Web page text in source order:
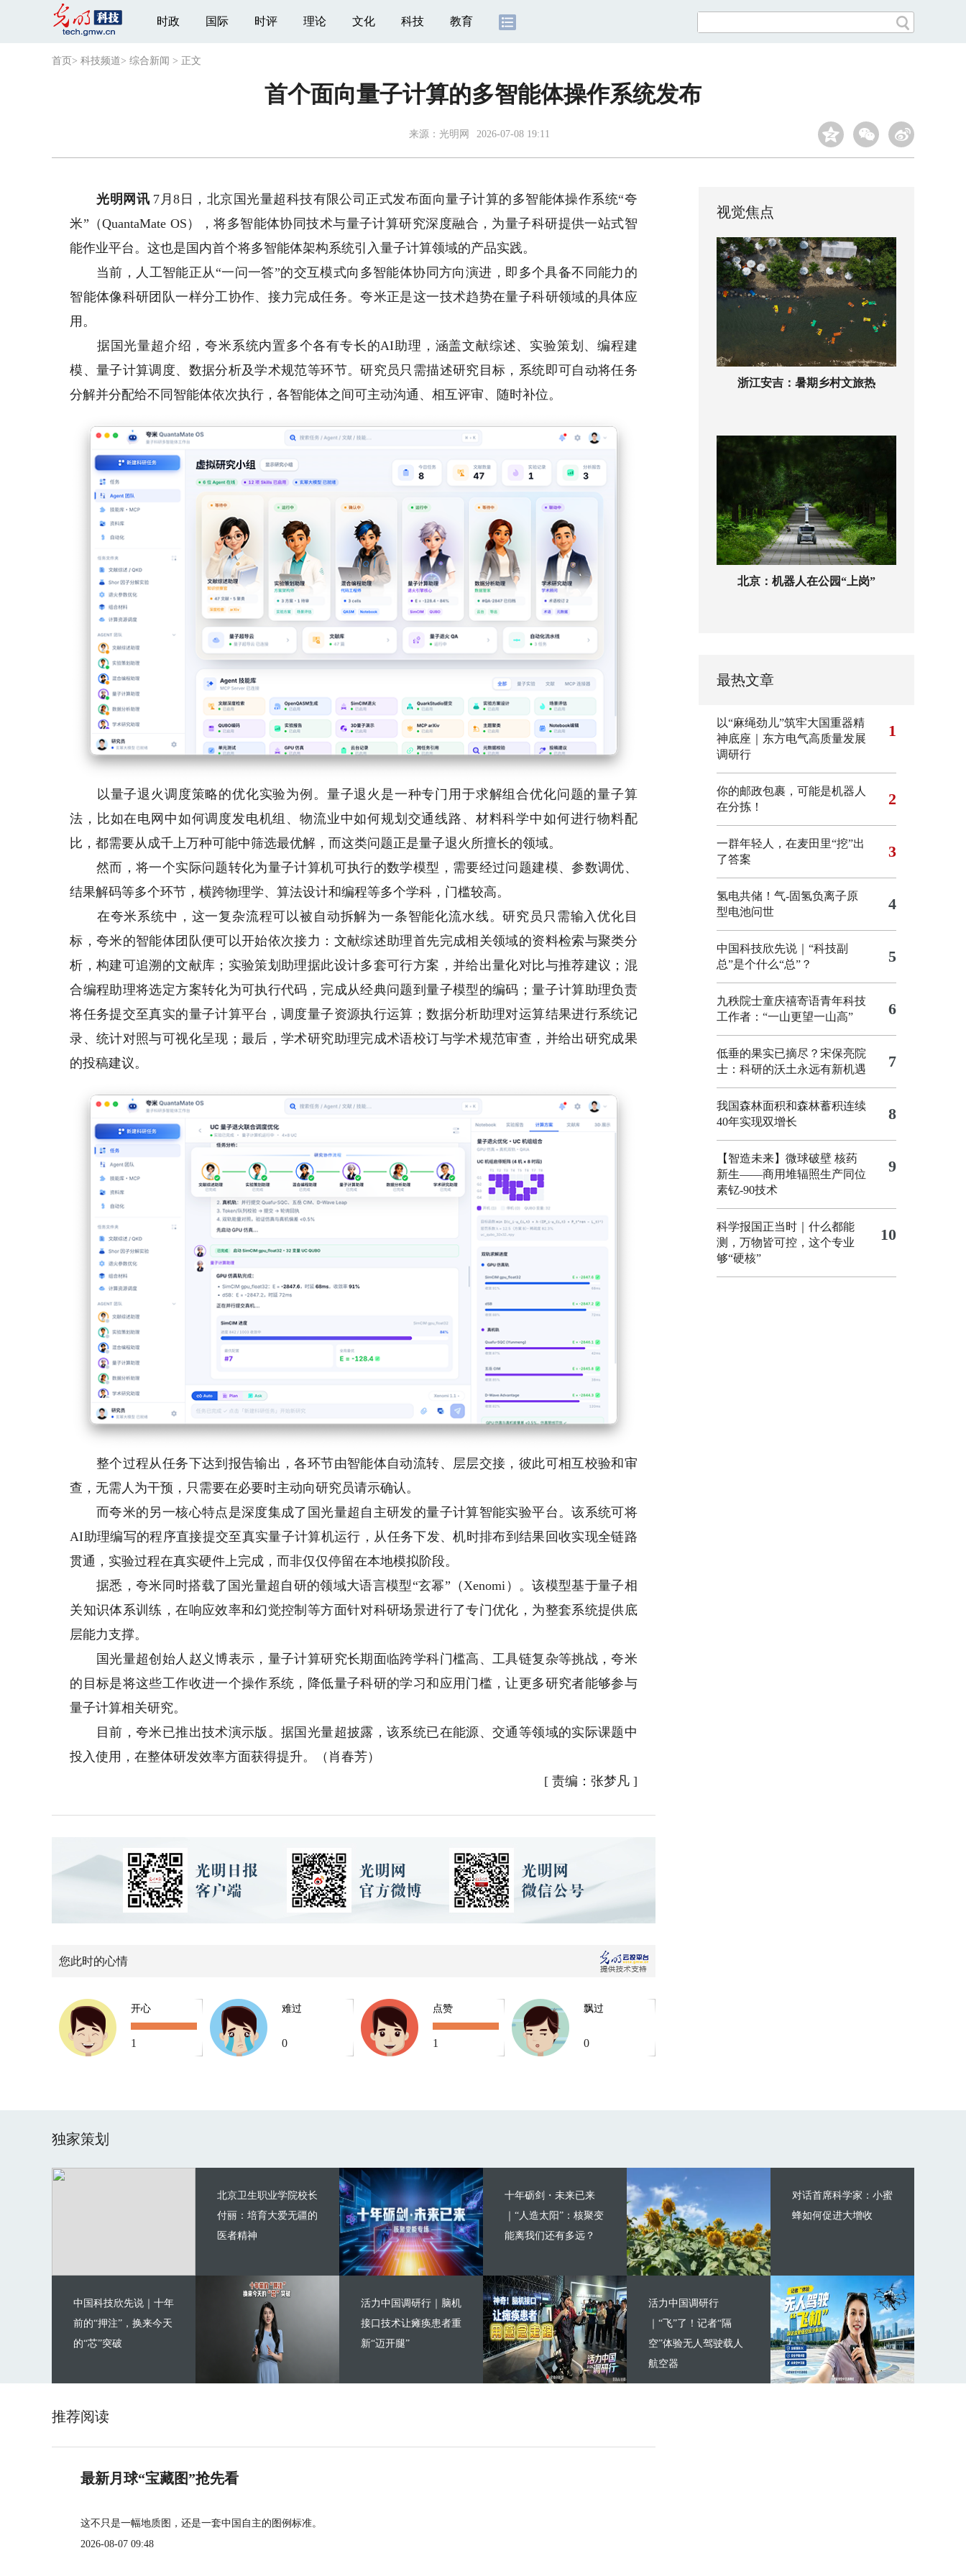
时政 国际 时评 理论 文化 科技 教育
首页 > 科技频道> 综合新闻 > 正文
首个面向量子计算的多智能体操作系统发布
来源： 光明网 2026-07-08 19:11
光明网讯 7月8日，北京国光量超科技有限公司正式发布面向量子计算的多智能体操作系统“夸
米”（QuantaMate OS），将多智能体协同技术与量子计算研究深度融合，为量子科研提供一站式智
能作业平台。这也是国内首个将多智能体架构系统引入量子计算领域的产品实践。
当前，人工智能正从“一问一答”的交互模式向多智能体协同方向演进，即多个具备不同能力的
智能体像科研团队一样分工协作、接力完成任务。夸米正是这一技术趋势在量子科研领域的具体应
用。
据国光量超介绍，夸米系统内置多个各有专长的AI助理，涵盖文献综述、实验策划、编程建
模、量子计算调度、数据分析及学术规范等环节。研究员只需描述研究目标，系统即可自动将任务
分解并分配给不同智能体依次执行，各智能体之间可主动沟通、相互评审、随时补位。
以量子退火调度策略的优化实验为例。量子退火是一种专门用于求解组合优化问题的量子算
法，比如在电网中如何调度发电机组、物流业中如何规划交通线路、材料科学中如何进行物料配
比，都需要从成千上万种可能中筛选最优解，而这类问题正是量子退火所擅长的领域。
然而，将一个实际问题转化为量子计算机可执行的数学模型，需要经过问题建模、参数调优、
结果解码等多个环节，横跨物理学、算法设计和编程等多个学科，门槛较高。
在夸米系统中，这一复杂流程可以被自动拆解为一条智能化流水线。研究员只需输入优化目
标，夸米的智能体团队便可以开始依次接力：文献综述助理首先完成相关领域的资料检索与聚类分
析，构建可追溯的文献库；实验策划助理据此设计多套可行方案，并给出量化对比与推荐建议；混
合编程助理将选定方案转化为可执行代码，完成从经典问题到量子模型的编码；量子计算助理负责
将任务提交至真实的量子计算平台，调度量子资源执行运算；数据分析助理对运算结果进行系统记
录、统计对照与可视化呈现；最后，学术研究助理完成术语校订与学术规范审查，并给出研究成果
的投稿建议。
整个过程从任务下达到报告输出，各环节由智能体自动流转、层层交接，彼此可相互校验和审
查，无需人为干预，只需要在必要时主动向研究员请示确认。
而夸米的另一核心特点是深度集成了国光量超自主研发的量子计算智能实验平台。该系统可将
AI助理编写的程序直接提交至真实量子计算机运行，从任务下发、机时排布到结果回收实现全链路
贯通，实验过程在真实硬件上完成，而非仅仅停留在本地模拟阶段。
据悉，夸米同时搭载了国光量超自研的领域大语言模型“玄幂”（Xenomi）。该模型基于量子相
关知识体系训练，在响应效率和幻觉控制等方面针对科研场景进行了专门优化，为整套系统提供底
层能力支撑。
国光量超创始人赵义博表示，量子计算研究长期面临跨学科门槛高、工具链复杂等挑战，夸米
的目标是将这些工作收进一个操作系统，降低量子科研的学习和应用门槛，让更多研究者能够参与
量子计算相关研究。
目前，夸米已推出技术演示版。据国光量超披露，该系统已在能源、交通等领域的实际课题中
投入使用，在整体研发效率方面获得提升。（肖春芳）
[ 责编：张梦凡 ]
您此时的心情
开心
1
难过
0
点赞
1
飘过
0
视觉焦点
浙江安吉：暑期乡村文旅热
北京：机器人在公园“上岗”
最热文章
以“麻绳劲儿”筑牢大国重器精
神底座｜东方电气高质量发展
调研行
1
你的邮政包裹，可能是机器人
在分拣！
2
一群年轻人，在麦田里“挖”出
了答案
3
氢电共储！气-固氢负离子原
型电池问世
4
中国科技欣先说｜“科技副
总”是个什么“总”？
5
九秩院士童庆禧寄语青年科技
工作者：“一山更望一山高”
6
低垂的果实已摘尽？宋保亮院
士：科研的沃土永远有新机遇
7
我国森林面积和森林蓄积连续
40年实现双增长
8
【智造未来】微球破壁 核药
新生——商用堆辐照生产同位
素钇-90技术
9
科学报国正当时｜什么都能
测，万物皆可控，这个专业
够“硬核”
10
独家策划
北京卫生职业学院校长
付丽：培育大爱无疆的
医者精神
中国科技欣先说｜十年
前的“押注”，换来今天
的“芯”突破
十年砺剑・未来已来
｜“人造太阳”：核聚变
能离我们还有多远？
活力中国调研行｜脑机
接口技术让瘫痪患者重
新“迈开腿”
对话首席科学家：小蜜
蜂如何促进大增收
活力中国调研行
｜“飞”了！记者“隔
空”体验无人驾驶载人
航空器
推荐阅读
最新月球“宝藏图”抢先看
这不只是一幅地质图，还是一套中国自主的图例标准。
2026-08-07 09:48